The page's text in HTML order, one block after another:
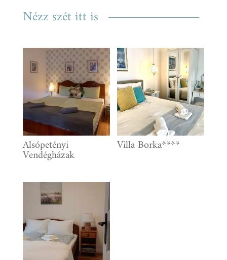
Nézz szét itt is
Alsópetényi
Vendégházak
Villa Borka****